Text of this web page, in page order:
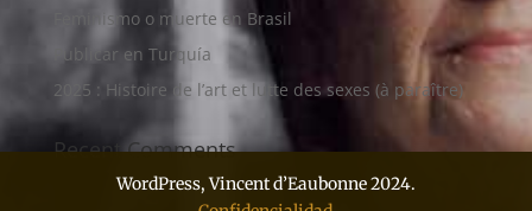
Feminismo o muerte en Brasil
Publicar en Turquía
2025 : Histoire de l’art et lutte des sexes (à paraître)
Recent Comments
WordPress, Vincent d’Eaubonne 2024.